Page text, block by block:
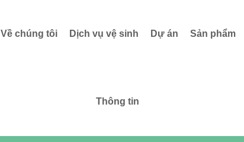
Về chúng tôi Dịch vụ vệ sinh Dự án Sản phẩm
Thông tin